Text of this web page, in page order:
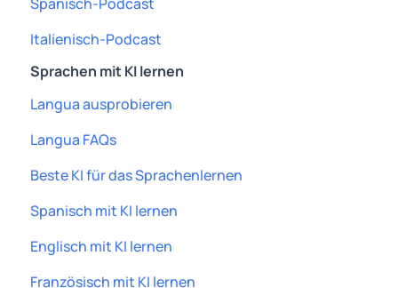
Italienisch-Podcast
Sprachen mit KI lernen
Langua ausprobieren
Langua FAQs
Beste KI für das Sprachenlernen
Spanisch mit KI lernen
Englisch mit KI lernen
Französisch mit KI lernen